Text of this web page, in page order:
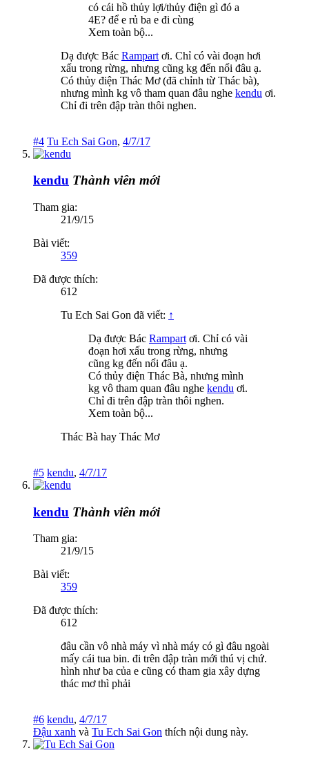
có cái hồ thủy lợi/thủy điện gì đó a
4E? để e rủ ba e đi cùng
Xem toàn bộ...
Dạ được Bác Rampart ơi. Chỉ có vài đoạn hơi
xấu trong rừng, nhưng cũng kg đến nổi đâu ạ.
Có thủy điện Thác Mơ (đã chỉnh từ Thác bà),
nhưng mình kg vô tham quan đâu nghe kendu ơi.
Chỉ đi trên đập tràn thôi nghen.
#4 Tu Ech Sai Gon, 4/7/17
kendu Thành viên mới
Tham gia:
21/9/15
Bài viết:
359
Đã được thích:
612
Tu Ech Sai Gon đã viết: ↑
Dạ được Bác Rampart ơi. Chỉ có vài
đoạn hơi xấu trong rừng, nhưng
cũng kg đến nổi đâu ạ.
Có thủy điện Thác Bà, nhưng mình
kg vô tham quan đâu nghe kendu ơi.
Chỉ đi trên đập tràn thôi nghen.
Xem toàn bộ...
Thác Bà hay Thác Mơ
#5 kendu, 4/7/17
kendu Thành viên mới
Tham gia:
21/9/15
Bài viết:
359
Đã được thích:
612
đâu cần vô nhà máy vì nhà máy có gì đâu ngoài
mấy cái tua bin. đi trên đập tràn mới thú vị chứ.
hình như ba của e cũng có tham gia xây dựng
thác mơ thì phải
#6 kendu, 4/7/17
Đậu xanh và Tu Ech Sai Gon thích nội dung này.